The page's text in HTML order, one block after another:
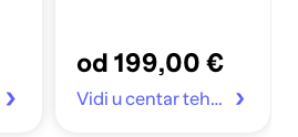
od 199,00 €
Vidi u centar tehnike